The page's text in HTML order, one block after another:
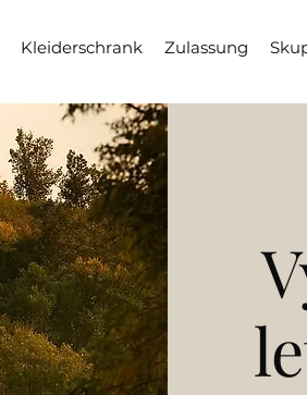
Kleiderschrank Zulassung